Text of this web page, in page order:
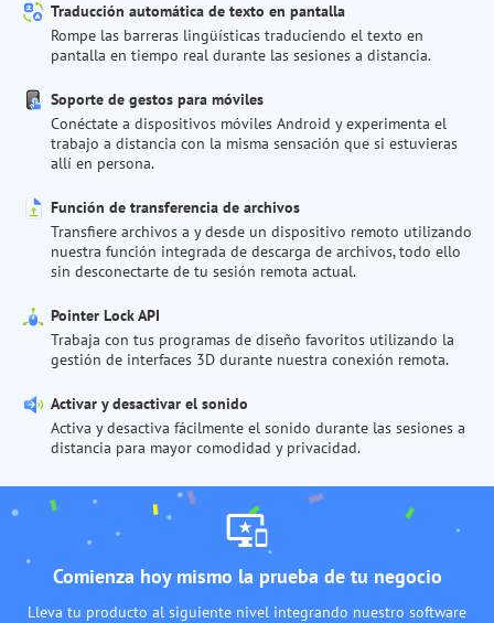
Traducción automática de texto en pantalla
Rompe las barreras lingüísticas traduciendo el texto en
pantalla en tiempo real durante las sesiones a distancia.
Soporte de gestos para móviles
Conéctate a dispositivos móviles Android y experimenta el
trabajo a distancia con la misma sensación que si estuvieras
allí en persona.
Función de transferencia de archivos
Transfiere archivos a y desde un dispositivo remoto utilizando
nuestra función integrada de descarga de archivos, todo ello
sin desconectarte de tu sesión remota actual.
Pointer Lock API
Trabaja con tus programas de diseño favoritos utilizando la
gestión de interfaces 3D durante nuestra conexión remota.
Activar y desactivar el sonido
Activa y desactiva fácilmente el sonido durante las sesiones a
distancia para mayor comodidad y privacidad.
Comienza hoy mismo la prueba de tu negocio
Lleva tu producto al siguiente nivel integrando nuestro software